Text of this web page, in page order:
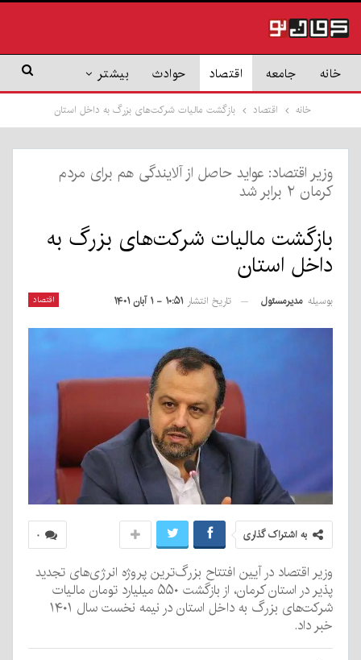
خانه جامعه اقتصاد حوادث بیشتر
خانه اقتصاد بازگشت مالیات شرکت‌های بزرگ به داخل استان
وزیر اقتصاد: عواید حاصل از آلایندگی هم برای مردم
کرمان ۲ برابر شد
بازگشت مالیات شرکت‌های بزرگ به
داخل استان
اقتصاد بوسیله مدیرمسئول تاریخ انتشار ۱۰:۵۱ - ۱ آبان ۱۴۰۱
۰ به اشتراک گذاری
وزیر اقتصاد در آیین افتتاح بزرگ‌ترین پروژه انرژی‌های تجدید
پذیر در استان کرمان، از بازگشت ۵۵۰ میلیارد تومان مالیات
شرکت‌های بزرگ به داخل استان در نیمه نخست سال ۱۴۰۱
خبر داد.